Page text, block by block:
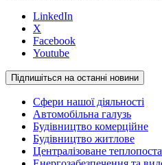
LinkedIn
X
Facebook
Youtube
Підпишіться на останні новини
Сфери нашої діяльності
Автомобільна галузь
Будівництво комерційне
Будівництво житлове
Централізоване